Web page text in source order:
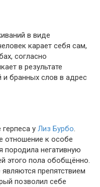
в виде
карает себя сам,
согласно
в результате
и бранных слов в адрес
у Лиз Бурбо.
отношение к особе
породила негативную
этого пола обобщённо.
препятствием
позволил себе